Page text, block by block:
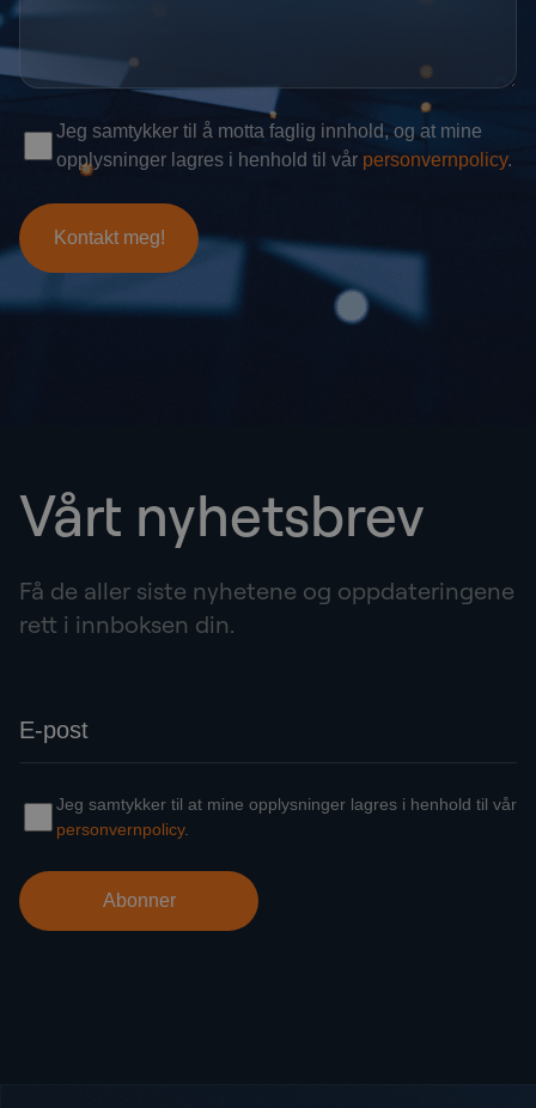
Vårt nyhetsbrev
Få de aller siste nyhetene og oppdateringene
rett i innboksen din.